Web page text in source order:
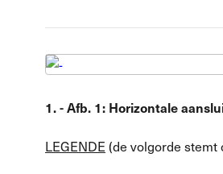
1. - Afb. 1: Horizontale
LEGENDE (de volgorde stemt